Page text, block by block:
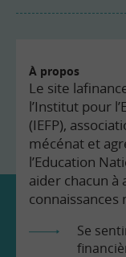
À propos
Le site
l’Institut pour
(IEFP),
mécénat et
l’Education
aider chacun à
connaissances
Se